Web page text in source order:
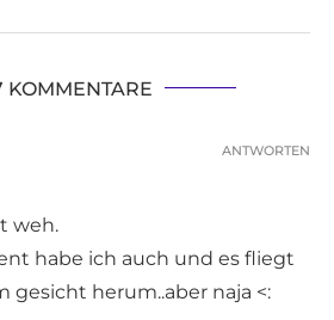
KOMMENTARE
weh.
habe ich auch und es fliegt
gesicht herum..aber naja <:
ANTWORTEN